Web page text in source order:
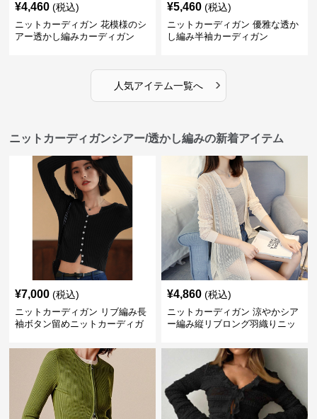
¥4,460 (税込)
ニットカーディガン 花模様のシ
アー透かし編みカーディガン
¥5,460 (税込)
ニットカーディガン 優雅な透か
し編み半袖カーディガン
人気アイテム一覧へ ›
ニットカーディガンシアー/透かし編みの新着アイテム
¥7,000 (税込)
ニットカーディガン リブ編み長
袖ボタン留めニットカーディガ
¥4,860 (税込)
ニットカーディガン 涼やかシア
ー編み縦リブロング羽織りニッ